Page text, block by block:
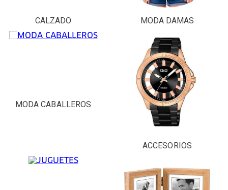
CALZADO MODA DAMAS
MODA CABALLEROS
ACCESORIOS